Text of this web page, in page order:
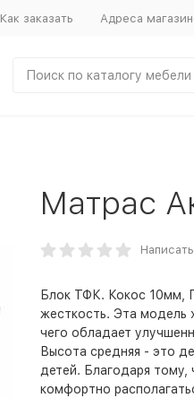
Как заказать Адреса
Матрас
Блок ТФК. Кокос 10мм,
жесткость. Эта модель
чего обладает
Высота средняя - это
детей. Благодаря тому,
комфортно